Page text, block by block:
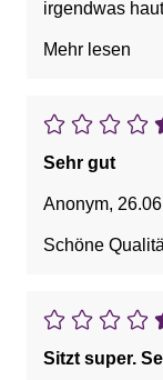
irgendwas
Mehr lesen
Sehr gut
Anonym,
Schöne
Sitzt super.